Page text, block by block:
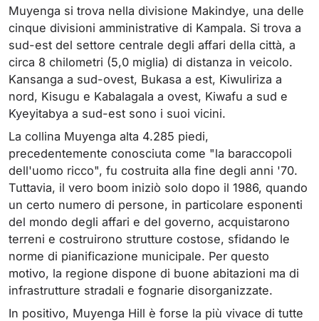
Muyenga si trova nella divisione Makindye, una delle
cinque divisioni amministrative di Kampala. Si trova a
sud-est del settore centrale degli affari della città, a
circa 8 chilometri (5,0 miglia) di distanza in veicolo.
Kansanga a sud-ovest, Bukasa a est, Kiwuliriza a
nord, Kisugu e Kabalagala a ovest, Kiwafu a sud e
Kyeyitabya a sud-est sono i suoi vicini.
La collina Muyenga alta 4.285 piedi,
precedentemente conosciuta come "la baraccopoli
dell'uomo ricco", fu costruita alla fine degli anni '70.
Tuttavia, il vero boom iniziò solo dopo il 1986, quando
un certo numero di persone, in particolare esponenti
del mondo degli affari e del governo, acquistarono
terreni e costruirono strutture costose, sfidando le
norme di pianificazione municipale. Per questo
motivo, la regione dispone di buone abitazioni ma di
infrastrutture stradali e fognarie disorganizzate.
In positivo, Muyenga Hill è forse la più vivace di tutte